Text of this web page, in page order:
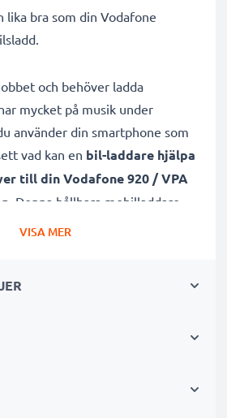
lika bra som din Vodafone
och behöver ladda
mycket på musik under
använder din smartphone som
vad kan en bil-laddare hjälpa
till din Vodafone 920 / VPA
. Denna hållbara mobilladdare
kabel är dessutom lämplig både
mobiltelefon, som du enkelt och
har både
smartphoneladdaren
VISA MER